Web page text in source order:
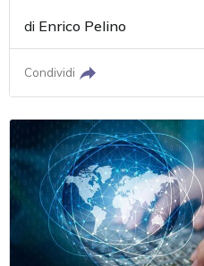
di Enrico Pelino
Condividi